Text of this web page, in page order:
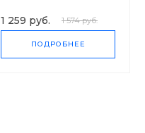
1 259 руб.
1 574 руб.
ПОДРОБНЕЕ